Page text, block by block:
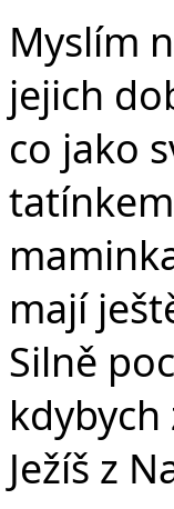
Myslím
jejich
co jako
mají
Silně
Ježíš z